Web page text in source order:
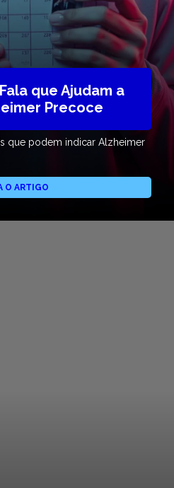
que Ajudam a
Precoce
que podem indicar Alzheimer
O ARTIGO